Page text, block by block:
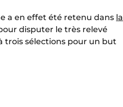
a en effet été retenu dans la
disputer le très relevé
trois sélections pour un but